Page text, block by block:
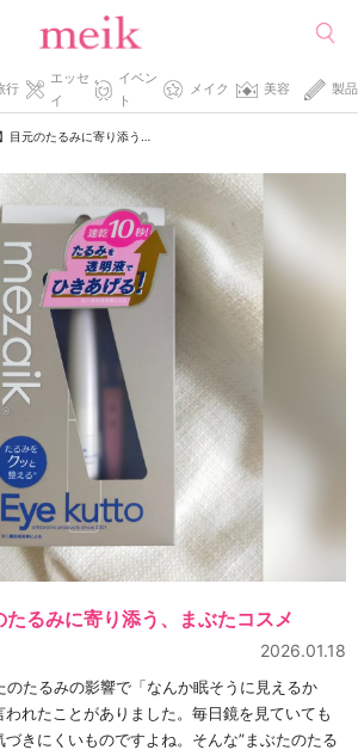
行
エッセ
イ
イベン
ト
メイク 美容 製品
【レビュー】目元のたるみに寄り添う、まぶたコスメ
たるみに寄り添う、まぶたコスメ
2026.01.18
のたるみの影響で「なんか眠そうに見えるか
れたことがありました。毎日鏡を見ていても
きにくいものですよね。そんな”まぶたのたる